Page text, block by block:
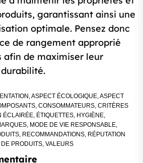
garantissant ainsi une
optimale. Pensez donc
de rangement approprié
afin de maximiser leur
,ASPECT ÉCOLOGIQUE,ASPECT
, CONSOMMATEURS, CRITÈRES
ÉCLAIRÉE, ÉTIQUETTES, HYGIÈNE,
, MODE DE VIE RESPONSABLE,
, RECOMMANDATIONS, RÉPUTATION
PRODUITS, VALEURS